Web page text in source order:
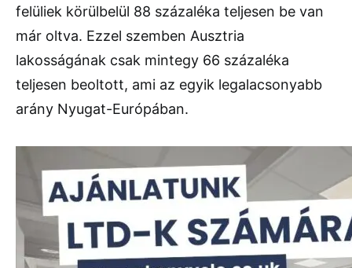
felüliek körülbelül 88 százaléka teljesen be van
már oltva. Ezzel szemben Ausztria
lakosságának csak mintegy 66 százaléka
teljesen beoltott, ami az egyik legalacsonyabb
arány Nyugat-Európában.